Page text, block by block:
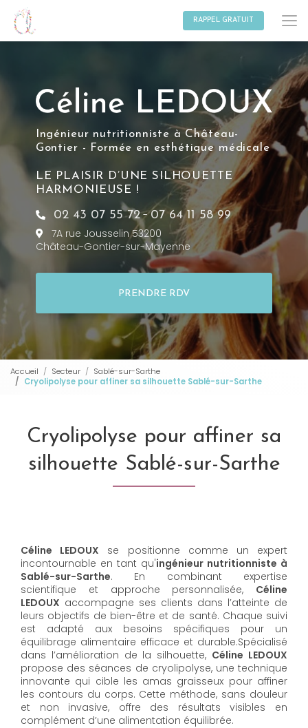
contenu
principal
RAPPEL GRATUIT
Ingénieur nutritionniste à Château-
Gontier - Formée en esthétique médicale
LE PLAISIR D’UNE SILHOUETTE
HARMONIEUSE !
02 43 07 55 72-07 64 11 58 99
7A rue Jousselin 53200
Château-Gontier-sur-Mayenne
PRENDRE RDV
Accueil Secteur
Sablé-sur-Sarthe
Cryolipolyse pour affiner sa silhouette Sablé-sur-Sarthe
Cryolipolyse pour affiner sa
silhouette Sablé-sur-Sarthe
Céline LEDOUX se positionne comme un expert
incontournable en tant qu'ingénieur nutritionniste à
Sablé-sur-Sarthe. En combinant expertise
scientifique et approche personnalisée, Céline
LEDOUX accompagne ses clients dans l’atteinte de
leurs objectifs de bien-être et de santé. Chaque suivi
est adapté aux besoins spécifiques pour un
équilibrage alimentaire efficace et durable.Spécialisé
dans l’amélioration de la silhouette, Céline LEDOUX
propose des séances de cryolipolyse, une technique
innovante qui cible les amas graisseux pour affiner
les contours du corps. Cette méthode, sans douleur
et non invasive, offre des résultats visibles en
complément d’une alimentation équilibrée.